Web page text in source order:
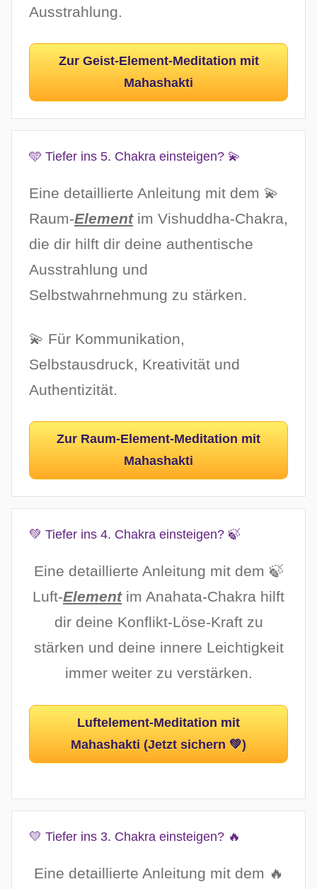
Ausstrahlung.
Zur Geist-Element-Meditation mit
Mahashakti
🩵 Tiefer ins 5. Chakra einsteigen? 💫
Eine detaillierte Anleitung mit dem 💫
Raum-Elementim Vishuddha-Chakra,
die dir hilft dir deine authentische
Ausstrahlung und
Selbstwahrnehmung zu stärken.
💫 Für Kommunikation,
Selbstausdruck, Kreativität und
Authentizität.
Zur Raum-Element-Meditation mit
Mahashakti
💚 Tiefer ins 4. Chakra einsteigen? 🍃
Eine detaillierte Anleitung mit dem 🍃
Luft-Elementim Anahata-Chakra hilft
dir deine Konflikt-Löse-Kraft zu
stärken und deine innere Leichtigkeit
immer weiter zu verstärken.
Luftelement-Meditation mit
Mahashakti (Jetzt sichern 💚)
💛 Tiefer ins 3. Chakra einsteigen? 🔥
Eine detaillierte Anleitung mit dem 🔥